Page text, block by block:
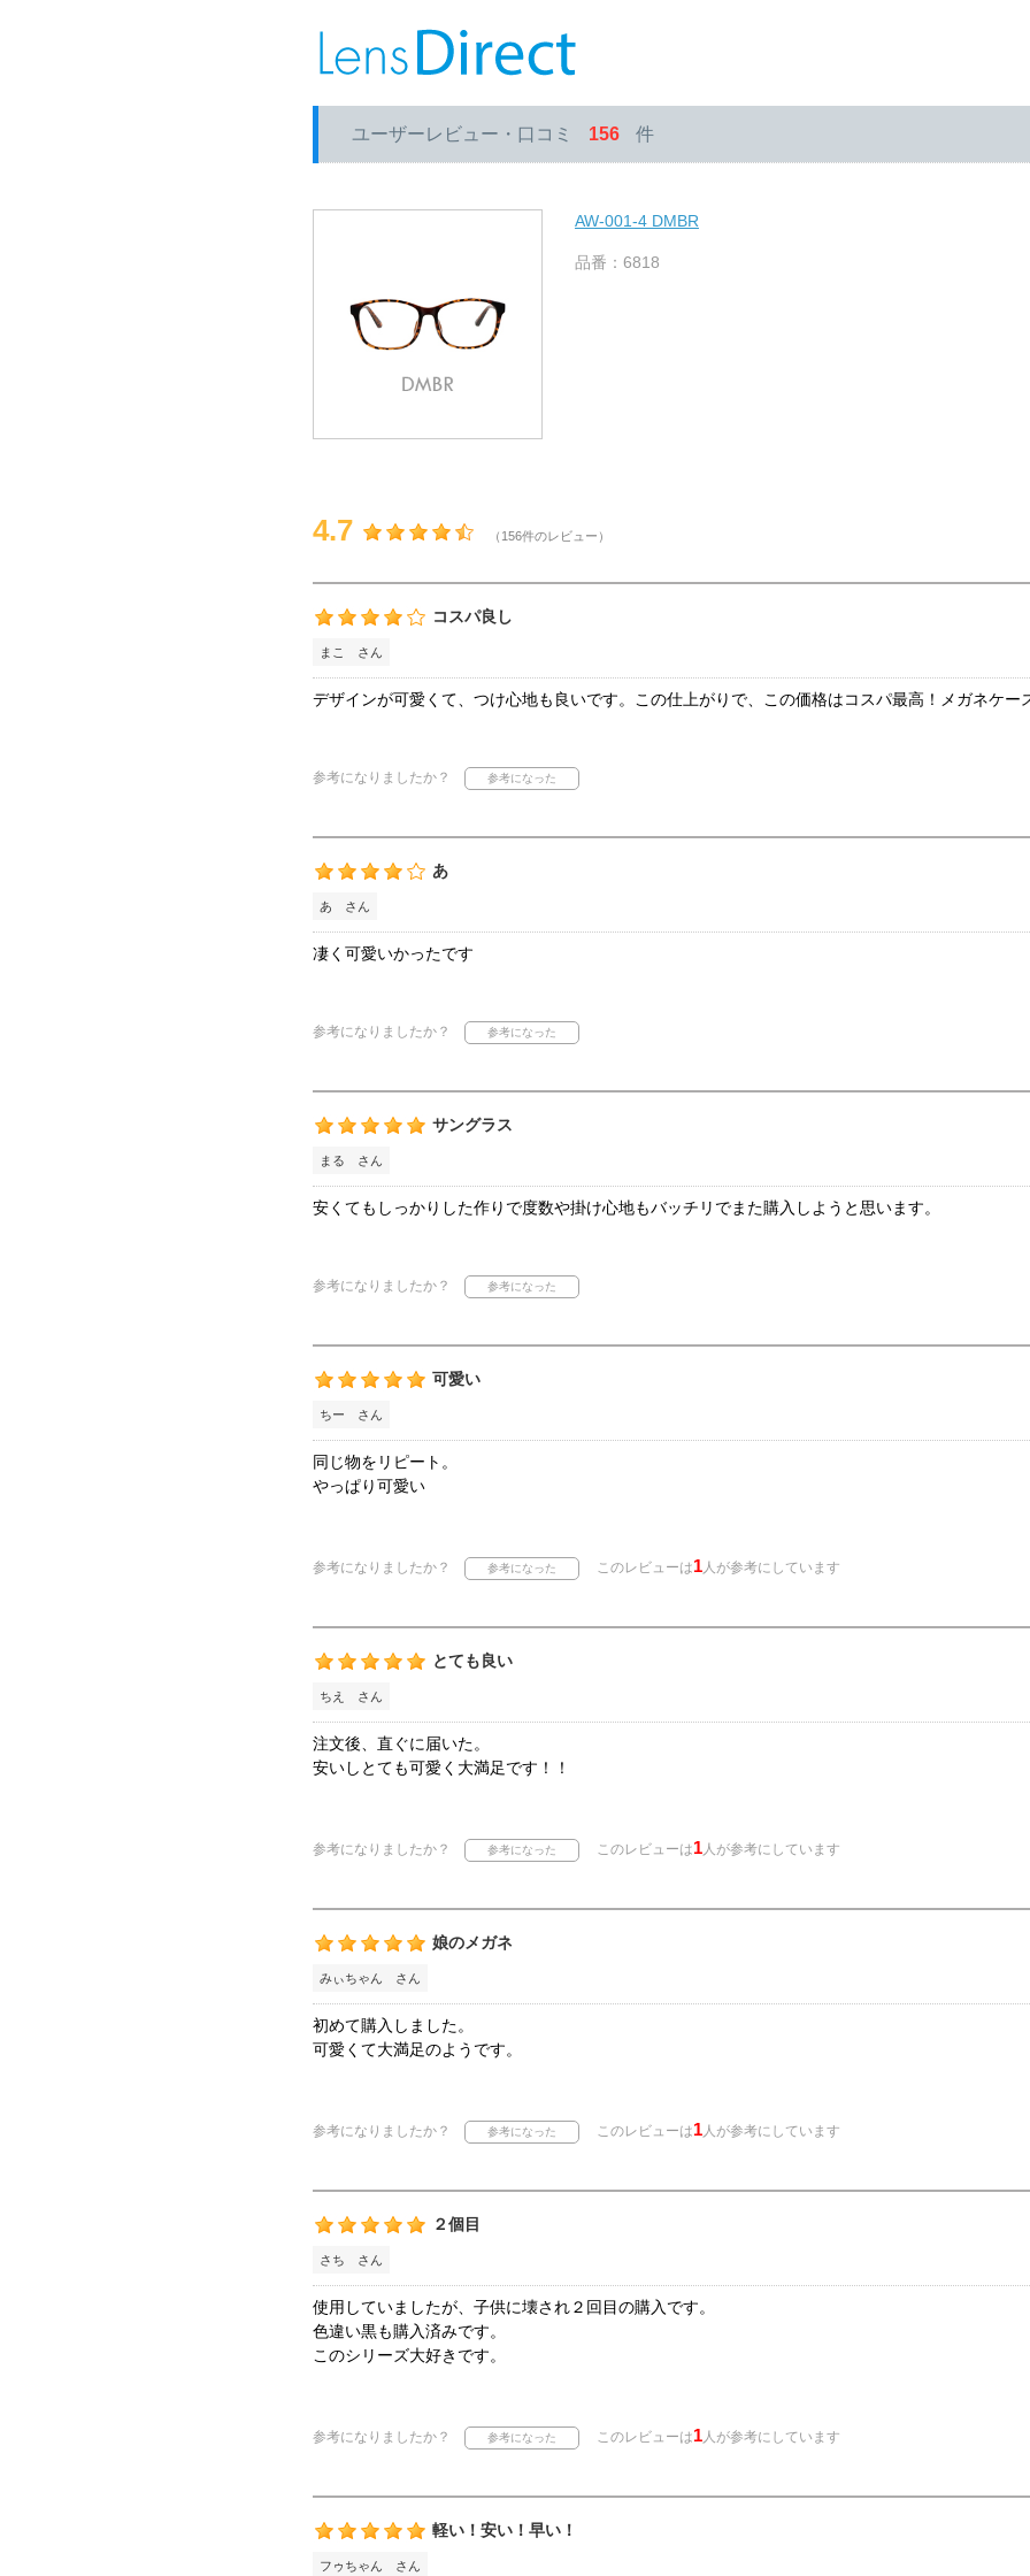
ユーザーレビュー・口コミ 156 件
AW-001-4 DMBR
品番：6818
4.7 （156件のレビュー）
コスパ良し
まこ さん
デザインが可愛くて、つけ心地も良いです。この仕上がりで、この価格はコスパ最高！メガネケー
参考になりましたか？
あ
あ さん
凄く可愛いかったです
参考になりましたか？
サングラス
まる さん
安くてもしっかりした作りで度数や掛け心地もバッチリでまた購入しようと思います。
参考になりましたか？
可愛い
ちー さん
同じ物をリピート。
やっぱり可愛い
参考になりましたか？ このレビューは1人が参考にしています
とても良い
ちえ さん
注文後、直ぐに届いた。
安いしとても可愛く大満足です！！
参考になりましたか？ このレビューは1人が参考にしています
娘のメガネ
みぃちゃん さん
初めて購入しました。
可愛くて大満足のようです。
参考になりましたか？ このレビューは1人が参考にしています
２個目
さち さん
使用していましたが、子供に壊され２回目の購入です。
色違い黒も購入済みです。
このシリーズ大好きです。
参考になりましたか？ このレビューは1人が参考にしています
軽い！安い！早い！
フゥちゃん さん